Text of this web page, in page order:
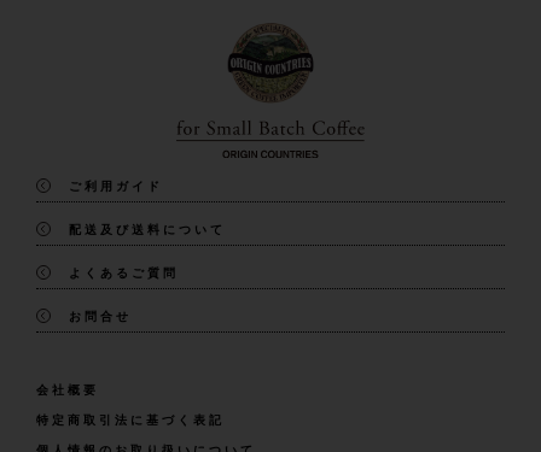
ご利用ガイド
配送及び送料について
よくあるご質問
お問合せ
会社概要
特定商取引法に基づく表記